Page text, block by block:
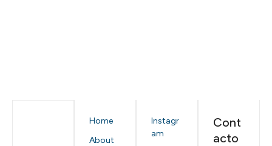
Home
About
Instagr
am
Cont
acto